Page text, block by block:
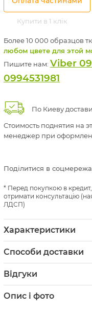
Купити в 1 клік
Более 10 000 образцов
любом цвете для этой
Пишите нам: Viber
0994531981
По Киеву
Стоимость поднятия на
менеджер при
Поділитися в
Перед покупкою в
отримати консультацію
ЛДСП)
Характеристики
Способи доставки
Відгуки
Опис і фото